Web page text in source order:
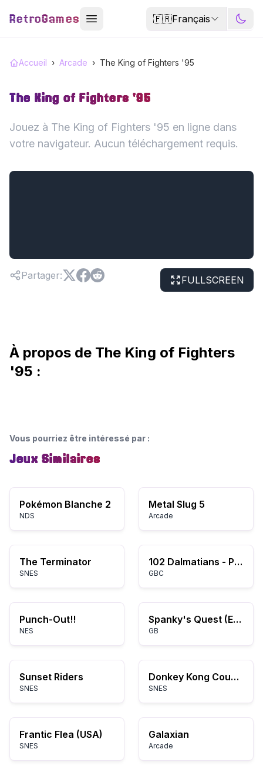
RetroGames 🇫🇷Français
Accueil › Arcade › The King of Fighters '95
The King of Fighters '95
Jouez à The King of Fighters '95 en ligne dans
votre navigateur. Aucun téléchargement requis.
Partager: FULLSCREEN
À propos de The King of Fighters
'95 :
Vous pourriez être intéressé par :
Jeux Similaires
Pokémon Blanche 2
NDS
Metal Slug 5
Arcade
The Terminator
SNES
102 Dalmatians - Puppies to the Rescue (USA)
GBC
Punch-Out!!
NES
Spanky's Quest (Europe)
GB
Sunset Riders
SNES
Donkey Kong Country
SNES
Frantic Flea (USA)
SNES
Galaxian
Arcade